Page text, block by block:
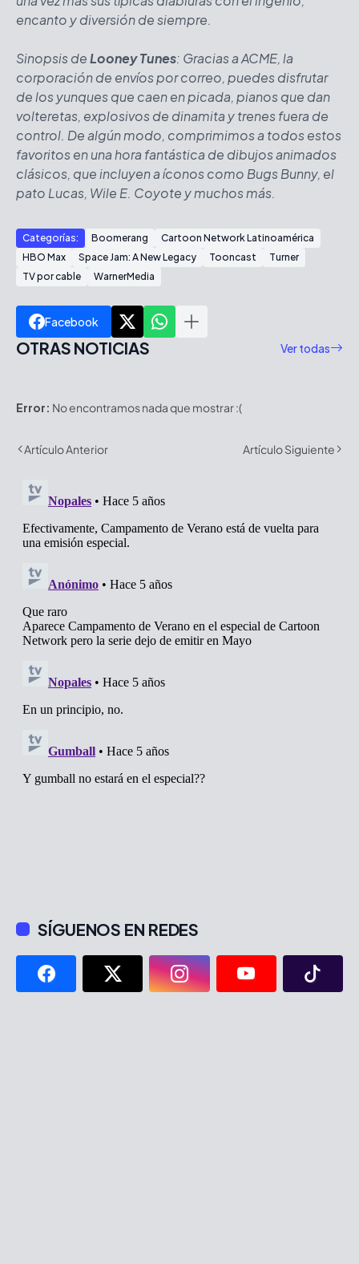
encanto y diversión de siempre.
Sinopsis deLooney Tunes: Gracias a ACME, la
corporación de envíos por correo, puedes disfrutar
de los yunques que caen en picada, pianos que dan
volteretas, explosivos de dinamita y trenes fuera de
control. De algún modo, comprimimos a todos estos
favoritos en una hora fantástica de dibujos animados
clásicos, que incluyen a íconos como Bugs Bunny, el
pato Lucas, Wile E. Coyote y muchos más.
Categorías: Boomerang
Cartoon Network Latinoamérica
HBO Max
Space Jam: A New Legacy Tooncast
Turner
TV por cable
WarnerMedia
Facebook
OTRAS NOTICIAS Ver todas
Error: No encontramos nada que mostrar :(
Artículo Anterior Artículo Siguiente
SÍGUENOS EN REDES